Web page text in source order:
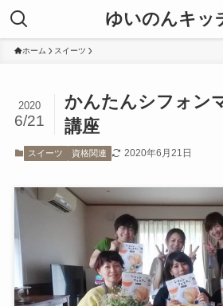
ゆいのんキッ
ホーム スイーツ
かんたんシフォン
講座
2020
6/21
スイーツ 資格関連 2020年6月21日